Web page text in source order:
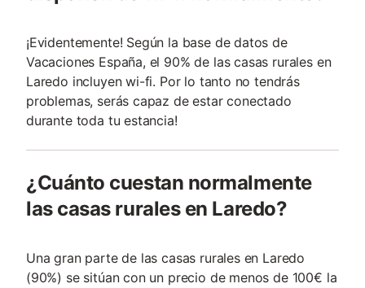
¡Evidentemente! Según la base de datos de
Vacaciones España, el 90% de las casas rurales en
Laredo incluyen wi-fi. Por lo tanto no tendrás
problemas, serás capaz de estar conectado
durante toda tu estancia!
¿Cuánto cuestan normalmente
las casas rurales en Laredo?
Una gran parte de las casas rurales en Laredo
(90%) se sitúan con un precio de menos de 100€ la